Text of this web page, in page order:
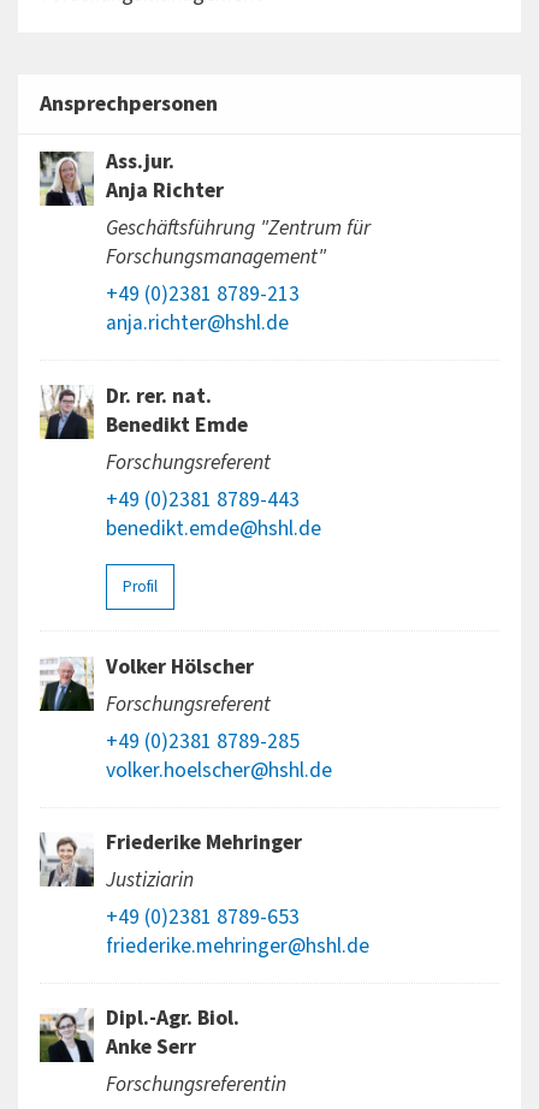
Ansprechpersonen
Ass.jur.
Anja Richter
Geschäftsführung "Zentrum für
Forschungsmanagement"
+49 (0)2381 8789-213
anja.richter@hshl.de
Dr. rer. nat.
Benedikt Emde
Forschungsreferent
+49 (0)2381 8789-443
benedikt.emde@hshl.de
Profil
Volker Hölscher
Forschungsreferent
+49 (0)2381 8789-285
volker.hoelscher@hshl.de
Friederike Mehringer
Justiziarin
+49 (0)2381 8789-653
friederike.mehringer@hshl.de
Dipl.-Agr. Biol.
Anke Serr
Forschungsreferentin